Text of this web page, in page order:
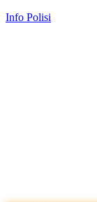
Info Polisi